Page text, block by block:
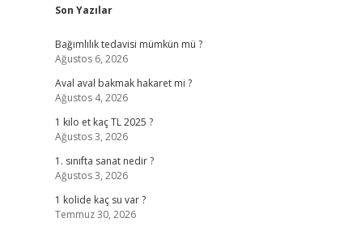
Sidebar
Son Yazılar
Bağımlılık tedavisi mümkün mü ?
Ağustos 6, 2026
Aval aval bakmak hakaret mi ?
Ağustos 4, 2026
1 kilo et kaç TL 2025 ?
Ağustos 3, 2026
1. sınıfta sanat nedir ?
Ağustos 3, 2026
1 kolide kaç su var ?
Temmuz 30, 2026